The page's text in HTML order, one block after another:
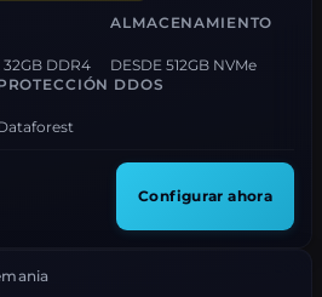
32GB DDR4
ALMACENAMIENTO
DESDE 512GB NVMe
DDOS
Configurar ahora